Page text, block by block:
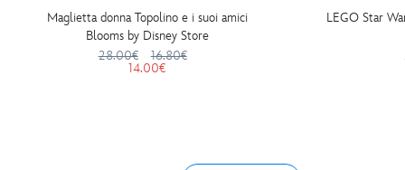
Maglietta donna Topolino e i suoi amici
Blooms by Disney Store
28.00€
16.80€
14.00€
LEGO Star